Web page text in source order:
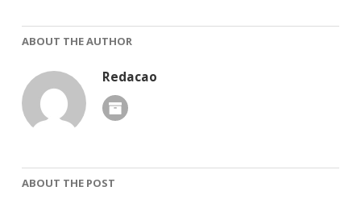
ABOUT THE AUTHOR
Redacao
ABOUT THE POST